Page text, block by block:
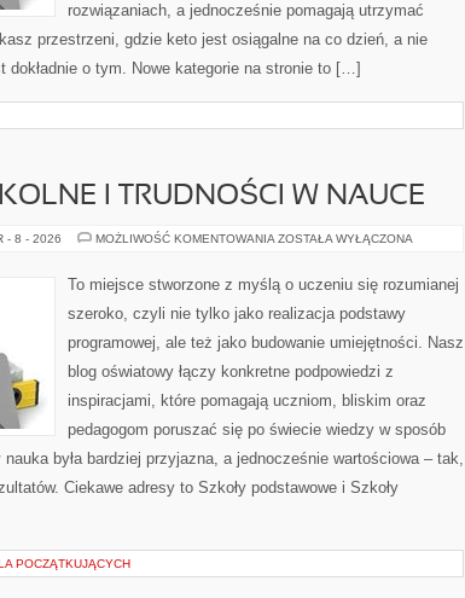
rozwiązaniach, a jednocześnie pomagają utrzymać
przestrzeni, gdzie keto jest osiągalne na co dzień, a nie
dokładnie o tym. Nowe kategorie na stronie to […]
I TRUDNOŚCI W NAUCE
- 8 - 2026 MOŻLIWOŚĆ KOMENTOWANIA PROBLEMY
TRUDNOŚCI
W
ZOSTAŁA WYŁĄCZONA
To miejsce stworzone z myślą o uczeniu się rozumianej
szeroko, czyli nie tylko jako realizacja podstawy
programowej, ale też jako budowanie umiejętności. Nasz
blog oświatowy łączy konkretne podpowiedzi z
inspiracjami, które pomagają uczniom, bliskim oraz
pedagogom poruszać się po świecie wiedzy w sposób
była bardziej przyjazna, a jednocześnie wartościowa – tak,
Ciekawe adresy to Szkoły podstawowe i Szkoły
POCZĄTKUJĄCYCH